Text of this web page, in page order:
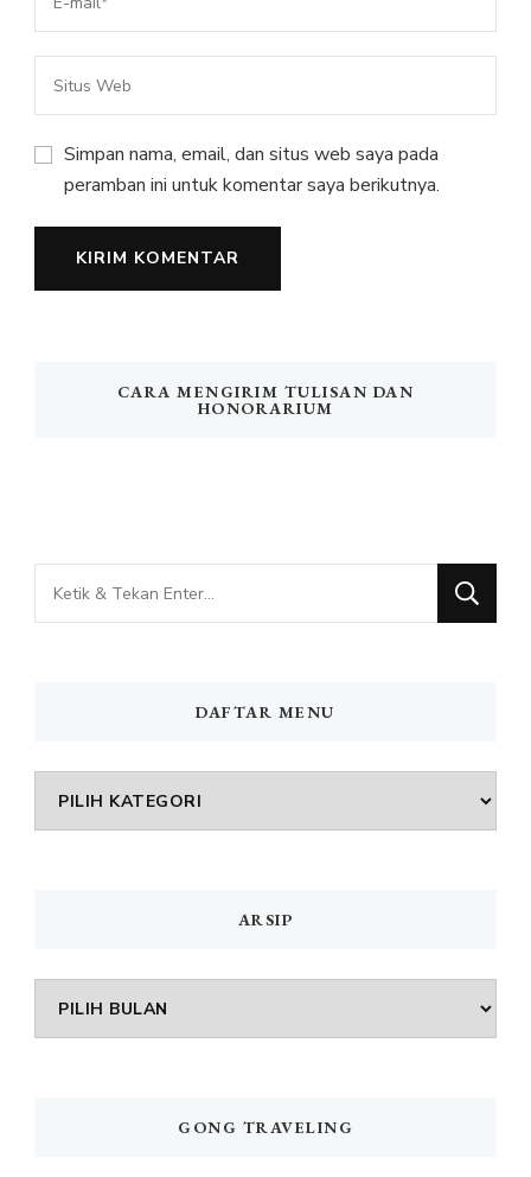
Simpan nama, email, dan situs web saya pada
peramban ini untuk komentar saya berikutnya.
CARA MENGIRIM TULISAN DAN
HONORARIUM
Mencari
Sesuatu?
DAFTAR MENU
DAFTAR
MENU
ARSIP
Arsip
GONG TRAVELING